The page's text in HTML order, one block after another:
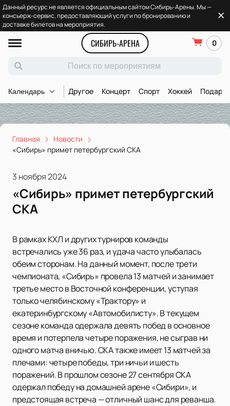
Данный ресурс не является официальным сайтом Сибирь-Арены. Мы —
консьерж-сервис, предоставляющий услуги по бронированию и
доставке билетов на мероприятия.
СИБИРЬ-АРЕНА 0
Календарь Другое Концерт Спорт Хоккей
Главная
Новости
«Сибирь» примет петербургский СКА
3 ноября 2024
«Сибирь» примет петербургский
СКА
В рамках КХЛ и других турниров команды
встречались уже 36 раз, и удача часто улыбалась
обеим сторонам. На данный момент, после трети
чемпионата, «Сибирь» провела 13 матчей и занимает
третье место в Восточной конференции, уступая
только челябинскому «Трактору» и
екатеринбургскому «Автомобилисту». В текущем
сезоне команда одержала девять побед в основное
время и потерпела четыре поражения, не сыграв ни
одного матча вничью. СКА также имеет 13 матчей за
плечами: четыре победы, три ничьи и шесть
поражений. В прошлом сезоне 27 сентября СКА
одержал победу на домашней арене «Сибири», и
предстоящая встреча — отличный шанс для реванша.